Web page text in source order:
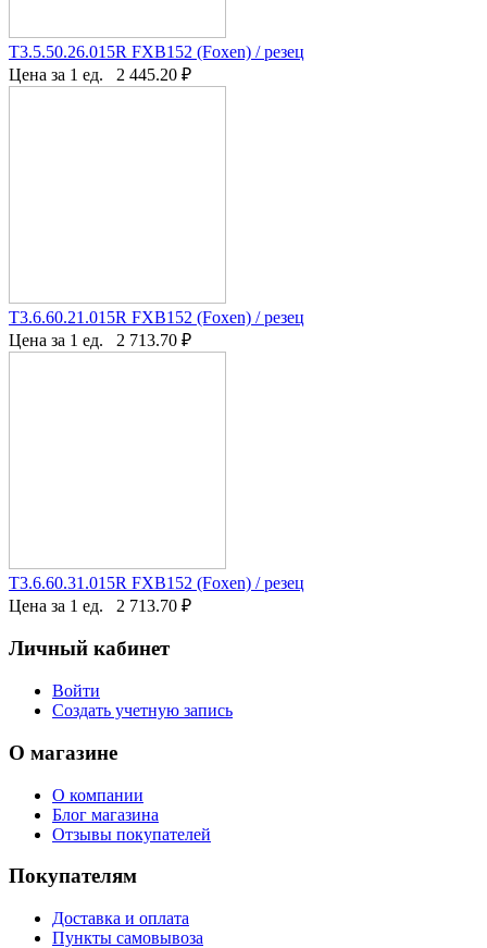
T3.5.50.26.015R FXB152 (Foxen) / резец
Цена за 1 ед.
2 445.20 ₽
T3.6.60.21.015R FXB152 (Foxen) / резец
Цена за 1 ед.
2 713.70 ₽
T3.6.60.31.015R FXB152 (Foxen) / резец
Цена за 1 ед.
2 713.70 ₽
Личный кабинет
Войти
Создать учетную запись
О магазине
О компании
Блог магазина
Отзывы покупателей
Покупателям
Доставка и оплата
Пункты самовывоза